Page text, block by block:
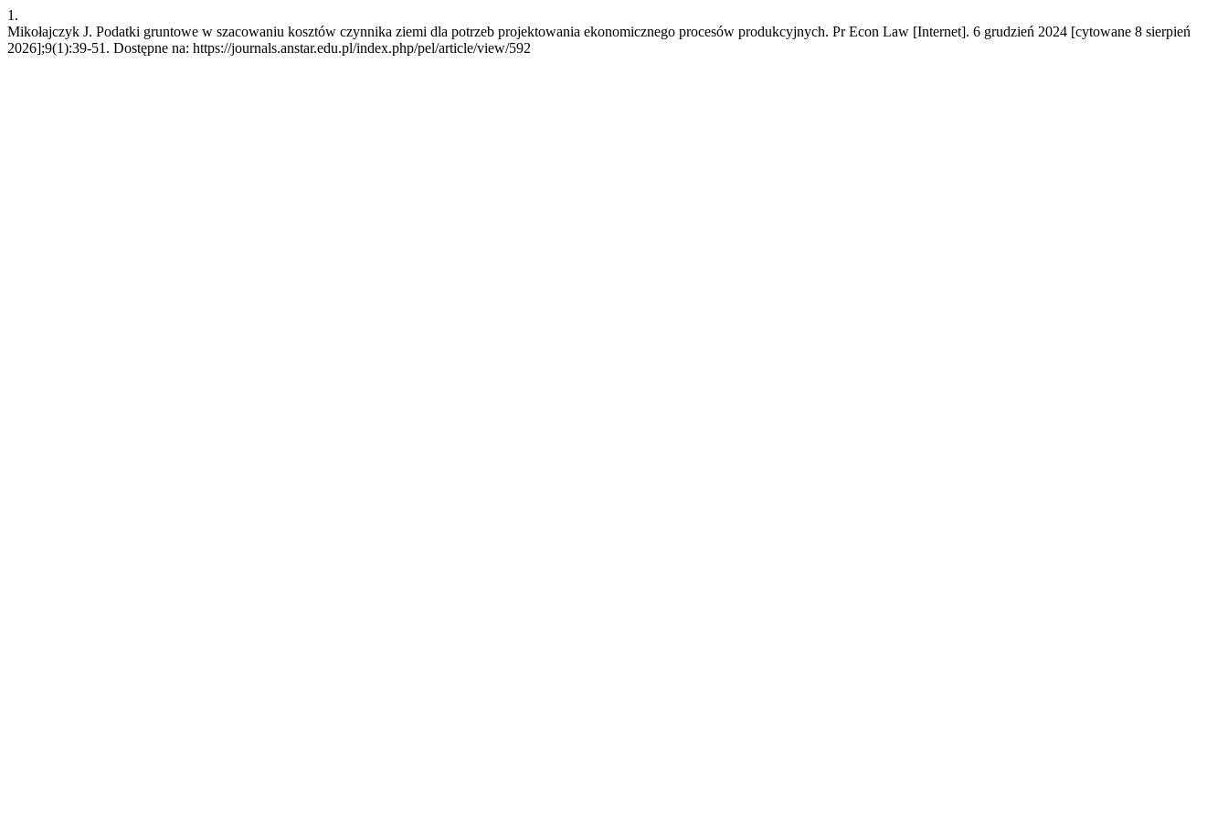
1.
Mikołajczyk J. Podatki gruntowe w szacowaniu kosztów czynnika ziemi dla potrzeb projektowania ekonomicznego procesów produkcyjnych. Pr Econ Law [Internet]. 6 grudzień 2024 [cytowane 8 sierpień
2026];9(1):39-51. Dostępne na: https://journals.anstar.edu.pl/index.php/pel/article/view/592